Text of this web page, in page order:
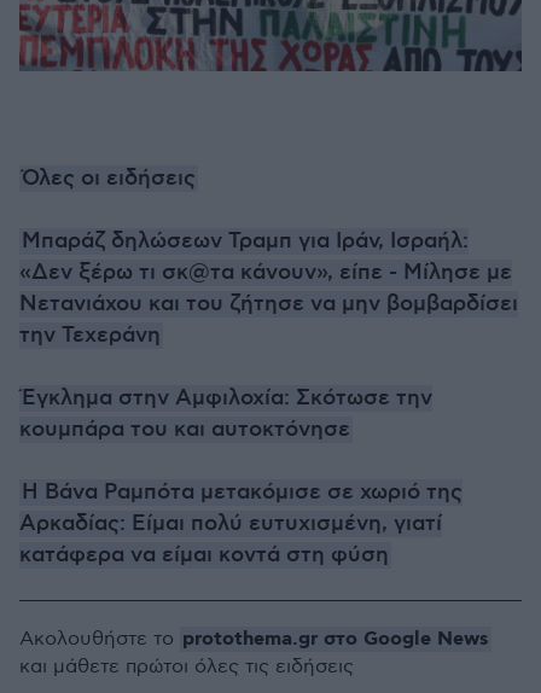
Όλες οι ειδήσεις
Μπαράζ δηλώσεων Τραμπ για Ιράν, Ισραήλ:
«Δεν ξέρω τι σκ@τα κάνουν», είπε - Μίλησε με
Νετανιάχου και του ζήτησε να μην βομβαρδίσει
την Τεχεράνη
Έγκλημα στην Αμφιλοχία: Σκότωσε την
κουμπάρα του και αυτοκτόνησε
Η Βάνα Ραμπότα μετακόμισε σε χωριό της
Αρκαδίας: Είμαι πολύ ευτυχισμένη, γιατί
κατάφερα να είμαι κοντά στη φύση
Ακολουθήστε το protothema.gr στο Google News
και μάθετε πρώτοι όλες τις ειδήσεις